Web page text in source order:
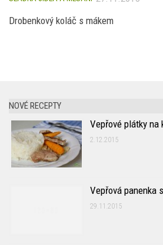
Drobenkový koláč s mákem
NOVÉ RECEPTY
Vepřové plátky na
2.12.2015
Vepřová panenka
29.11.2015